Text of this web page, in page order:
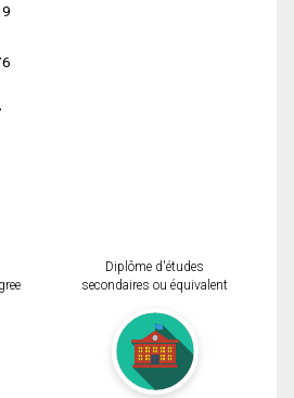
Diplôme d'études
secondaires ou équivalent